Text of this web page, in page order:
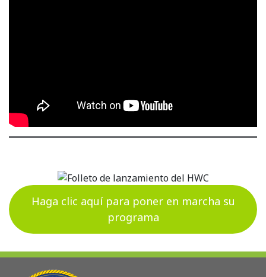
Haga clic aquí para poner en marcha su
programa